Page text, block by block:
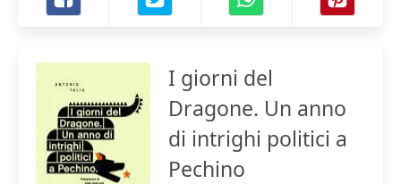
I giorni del
Dragone. Un anno
di intrighi politici a
Pechino